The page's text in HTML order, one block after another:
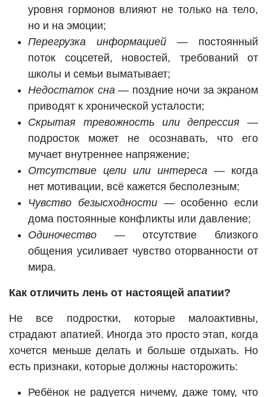
уровня гормонов влияют не только на тело,
но и на эмоции;
Перегрузка информацией — постоянный
поток соцсетей, новостей, требований от
школы и семьи выматывает;
Недостаток сна— поздние ночи за экраном
приводят к хронической усталости;
Скрытая тревожность или депрессия —
подросток может не осознавать, что его
мучает внутреннее напряжение;
Отсутствие цели или интереса — когда
нет мотивации, всё кажется бесполезным;
Чувство безысходности— особенно если
дома постоянные конфликты или давление;
Одиночество — отсутствие близкого
общения усиливает чувство оторванности от
мира.
Как отличить лень от настоящей апатии?
Не все подростки, которые малоактивны,
страдают апатией. Иногда это просто этап, когда
хочется меньше делать и больше отдыхать. Но
есть признаки, которые должны насторожить:
Ребёнок не радуется ничему, даже тому, что